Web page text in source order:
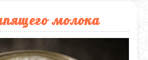
молока